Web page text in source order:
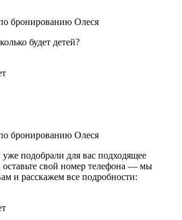
будет детей?
подобрали для вас подходящее
свой номер телефона — мы
и расскажем все подробности: